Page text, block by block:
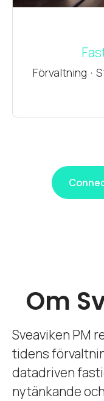
Förvaltning ·
Om
Sveaviken PM
tidens
datadriven
nytänkande